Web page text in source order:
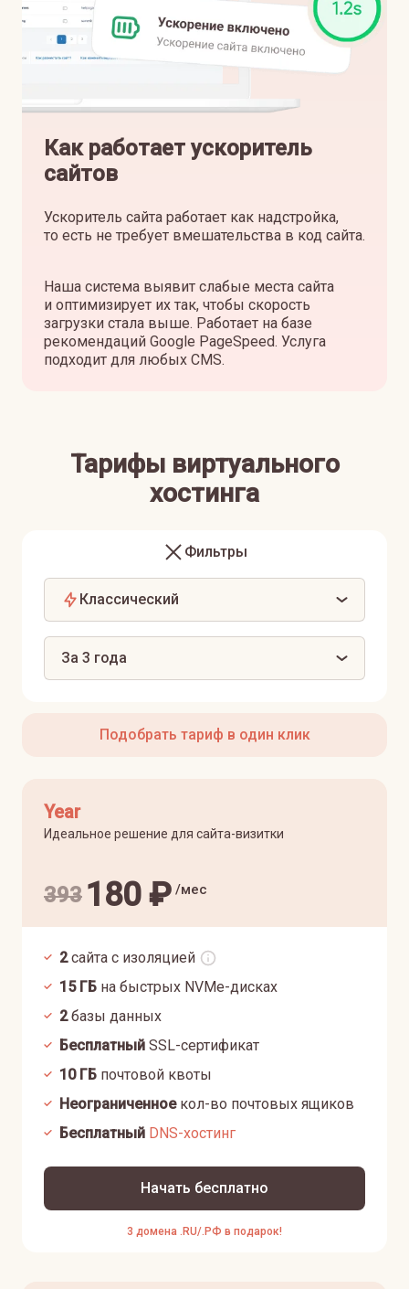
Как работает ускоритель
сайтов
Ускоритель сайта работает как надстройка,
то есть не требует вмешательства в код сайта.
Наша система выявит слабые места сайта
и оптимизирует их так, чтобы скорость
загрузки стала выше. Работает на базе
рекомендаций Google PageSpeed. Услуга
подходит для любых CMS.
Тарифы виртуального
хостинга
Фильтры
Классический
За 3 года
Подобрать тариф в один клик
Year
Идеальное решение для сайта-визитки
393 180₽ /мес
2 сайта с изоляцией
15ГБ на быстрых NVMe-дисках
2базы данных
Бесплатный SSL-сертификат
10ГБ почтовой квоты
Неограниченноекол-во почтовых ящиков
Бесплатный DNS-хостинг
Начать бесплатно
3 домена .RU/.РФ в подарок!